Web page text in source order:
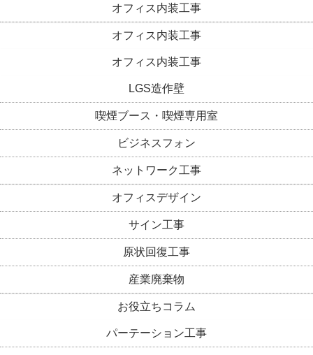
オフィス内装工事
オフィス内装工事
オフィス内装工事
LGS造作壁
喫煙ブース・喫煙専用室
ビジネスフォン
ネットワーク工事
オフィスデザイン
サイン工事
原状回復工事
産業廃棄物
お役立ちコラム
パーテーション工事